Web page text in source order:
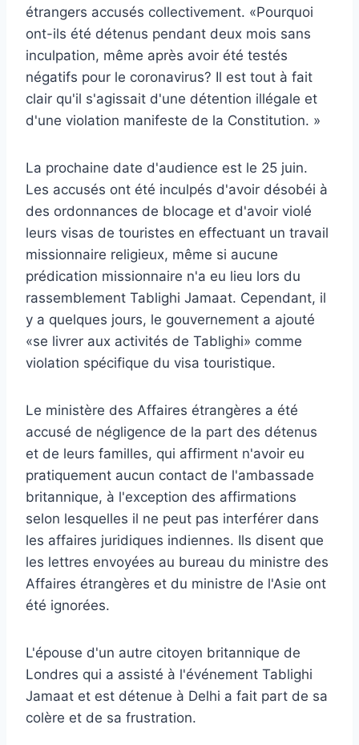
étrangers accusés collectivement. «Pourquoi
ont-ils été détenus pendant deux mois sans
inculpation, même après avoir été testés
négatifs pour le coronavirus? Il est tout à fait
clair qu'il s'agissait d'une détention illégale et
d'une violation manifeste de la Constitution. »
La prochaine date d'audience est le 25 juin.
Les accusés ont été inculpés d'avoir désobéi à
des ordonnances de blocage et d'avoir violé
leurs visas de touristes en effectuant un travail
missionnaire religieux, même si aucune
prédication missionnaire n'a eu lieu lors du
rassemblement Tablighi Jamaat. Cependant, il
y a quelques jours, le gouvernement a ajouté
«se livrer aux activités de Tablighi» comme
violation spécifique du visa touristique.
Le ministère des Affaires étrangères a été
accusé de négligence de la part des détenus
et de leurs familles, qui affirment n'avoir eu
pratiquement aucun contact de l'ambassade
britannique, à l'exception des affirmations
selon lesquelles il ne peut pas interférer dans
les affaires juridiques indiennes. Ils disent que
les lettres envoyées au bureau du ministre des
Affaires étrangères et du ministre de l'Asie ont
été ignorées.
L'épouse d'un autre citoyen britannique de
Londres qui a assisté à l'événement Tablighi
Jamaat et est détenue à Delhi a fait part de sa
colère et de sa frustration.